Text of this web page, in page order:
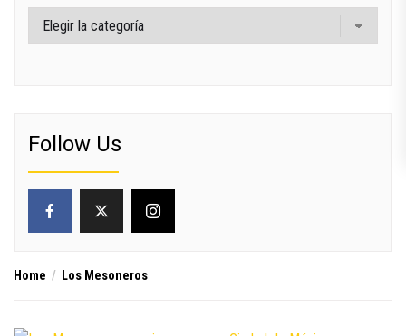
Home Los Mesoneros
Categorías
Follow Us